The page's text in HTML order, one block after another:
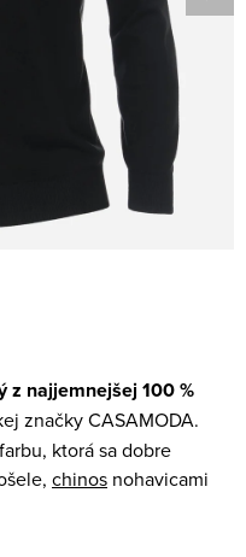
z najjemnejšej 100 %
značky CASAMODA.
ktorá sa dobre
chinos nohavicami